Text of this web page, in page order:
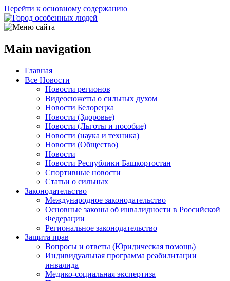
Перейти к основному содержанию
Main navigation
Главная
Все Новости
Новости регионов
Видеосюжеты о сильных духом
Новости Белорецка
Новости (Здоровье)
Новости (Льготы и пособие)
Новости (наука и техника)
Новости (Общество)
Новости
Новости Республики Башкортостан
Спортивные новости
Статьи о сильных
Законодательство
Международное законодательство
Основные законы об инвалидности в Российской
Федерации
Региональное законодательство
Защита прав
Вопросы и ответы (Юридическая помощь)
Индивидуальная программа реабилитации
инвалида
Медико-социальная экспертиза